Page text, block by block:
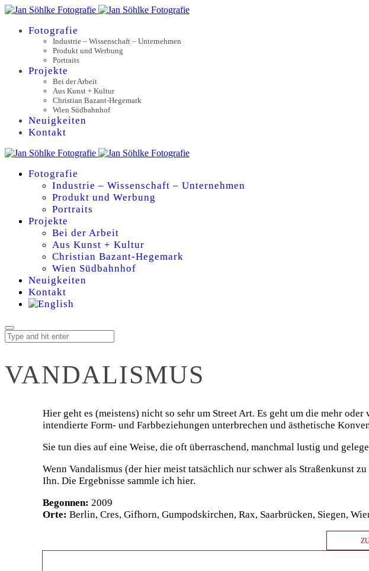
Fotografie
Industrie – Wissenschaft – Unternehmen
Produkt und Werbung
Portraits
Projekte
Bei der Arbeit
Aus Kunst + Kultur
Christian Bazant-Hegemark
Wien Südbahnhof
Neuigkeiten
Kontakt
Fotografie
Industrie – Wissenschaft – Unternehmen
Produkt und Werbung
Portraits
Projekte
Bei der Arbeit
Aus Kunst + Kultur
Christian Bazant-Hegemark
Wien Südbahnhof
Neuigkeiten
Kontakt
VANDALISMUS
Hier geht es (meistens) nicht so sehr um Street Art. Es geht um die mehr
intendierte Form- und Farbbeziehungen unterbrechen und ästhetische
Sie tun dies auf eine Weise, die oft überraschend, manchmal lustig und
Wenn Vandalismus (der hier meist tatsächlich nur schwer als
Ihn. Die Ergebnisse sammle ich hier.
Begonnen: 2009
Orte: Berlin, Cres, Gifhorn, Gumpodskirchen, Rax, Saarbrücken, Siegen,